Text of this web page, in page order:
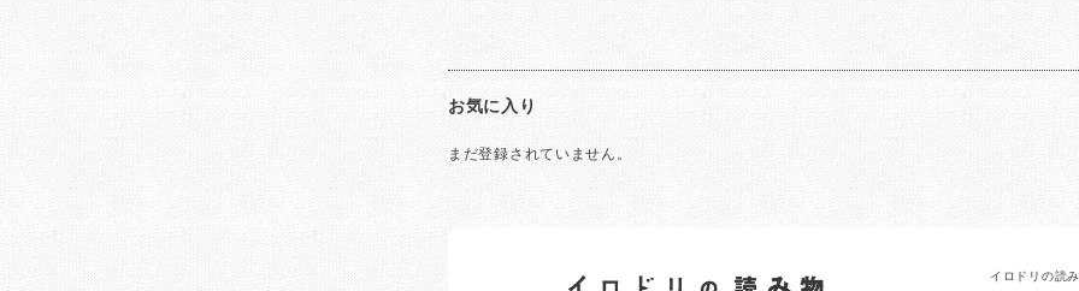
お気に入り
まだ登録されていません。
イロドリの読